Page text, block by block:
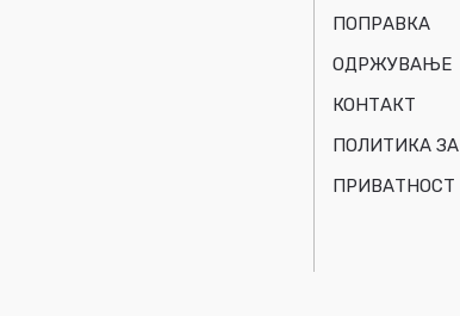
ПОПРАВКА
ОДРЖУВАЊЕ
КОНТАКТ
ПОЛИТИКА ЗА
ПРИВАТНОСТ